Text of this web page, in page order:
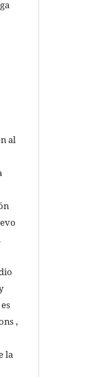
al
,
la